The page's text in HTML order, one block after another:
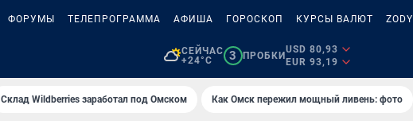
ФОРУМЫ ТЕЛЕПРОГРАММА АФИША ГОРОСКОП КУРСЫ ВАЛЮТ ZODY
СЕЙЧАС
+24°C
3 ПРОБКИ
USD 80,93
EUR 93,19
Склад Wildberries заработал под Омском Как Омск пережил мощный ливень: фото